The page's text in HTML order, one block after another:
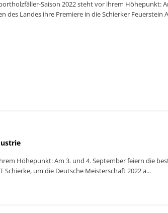
Saison 2022 steht vor ihrem Höhepunkt:
des Landes ihre Premiere in die Schierker Feuerstein
Höhepunkt: Am 3. und 4. September feiern die
um die Deutsche Meisterschaft 2022 a...